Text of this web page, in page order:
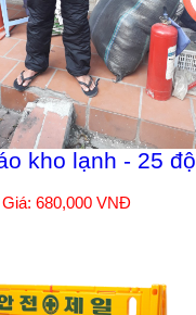
kho lạnh - 25 độ
Giá: 680,000 VNĐ